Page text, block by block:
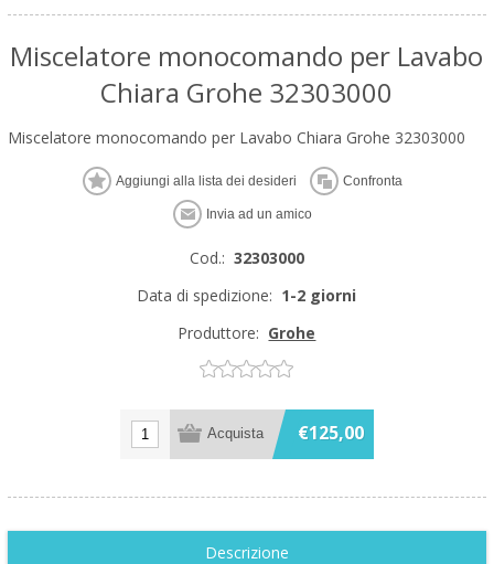
Miscelatore monocomando per Lavabo
Chiara Grohe 32303000
Miscelatore monocomando per Lavabo Chiara Grohe 32303000
Cod.: 32303000
Data di spedizione: 1-2 giorni
Produttore: Grohe
€125,00
Descrizione